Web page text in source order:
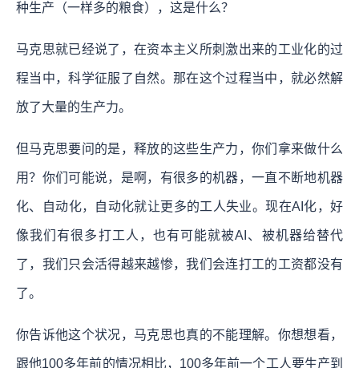
种生产（一样多的粮食），这是什么？
马克思就已经说了，在资本主义所刺激出来的工业化的过
程当中，科学征服了自然。那在这个过程当中，就必然解
放了大量的生产力。
但马克思要问的是，释放的这些生产力，你们拿来做什么
用？你们可能说，是啊，有很多的机器，一直不断地机器
化、自动化，自动化就让更多的工人失业。现在AI化，好
像我们有很多打工人，也有可能就被AI、被机器给替代
了，我们只会活得越来越惨，我们会连打工的工资都没有
了。
你告诉他这个状况，马克思也真的不能理解。你想想看，
跟他100多年前的情况相比，100多年前一个工人要生产到